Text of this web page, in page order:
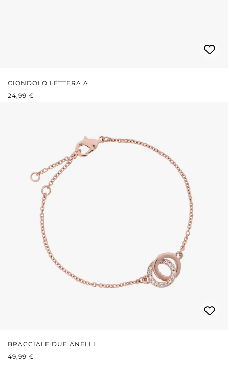
CIONDOLO LETTERA A
PREZZO NORMALE:
24,99 €
BRACCIALE DUE ANELLI
PREZZO NORMALE:
49,99 €